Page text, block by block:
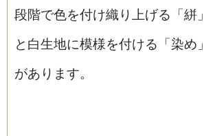
段階で色を付け織り上げる「絣」
と白生地に模様を付ける「染め」
があります。